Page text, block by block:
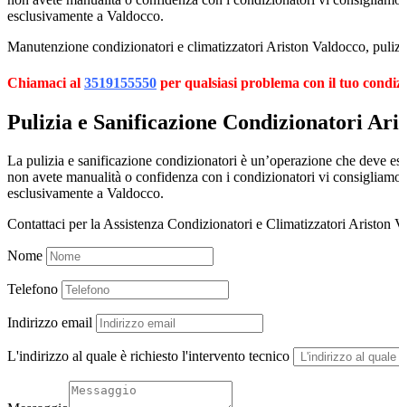
esclusivamente a Valdocco.
Manutenzione condizionatori e climatizzatori Ariston Valdocco,
Chiamaci al 3519155550 per qualsiasi problema con il tuo
Pulizia e Sanificazione Condizionatori
La pulizia e sanificazione condizionatori è un’operazione che deve
non avete manualità o confidenza con i condizionatori vi
esclusivamente a Valdocco.
Contattaci per la Assistenza Condizionatori e Climatizzatori Ariston
Nome
Telefono
Indirizzo email
L'indirizzo al quale è richiesto l'intervento tecnico